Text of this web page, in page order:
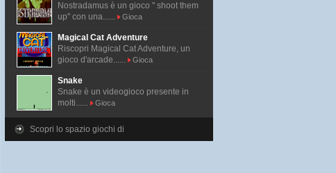
Nostradamus è un gioco " shoot them
up" con una......
Gioca
Magical Cat Adventure
Riscopri Magical Cat Adventure, un
gioco d'arcade......
Gioca
Snake
Snake è un videogioco presente in
molti......
Gioca
Scopri lo spazio giochi di